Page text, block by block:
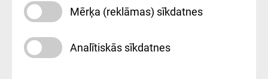
cenrādis
Mērķa (reklāmas) sīkdatnes
Analītiskās sīkdatnes